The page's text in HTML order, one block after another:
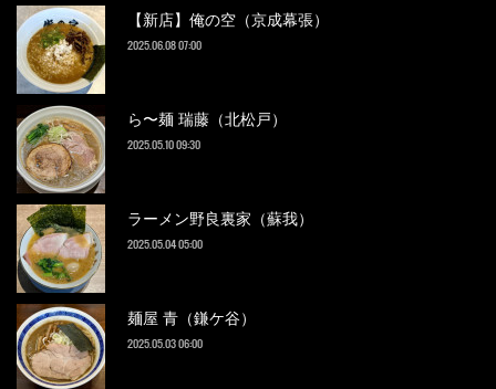
【新店】俺の空（京成幕張）
2025.06.08 07:00
ら〜麺 瑞藤（北松戸）
2025.05.10 09:30
ラーメン野良裏家（蘇我）
2025.05.04 05:00
麺屋 青（鎌ケ谷）
2025.05.03 06:00